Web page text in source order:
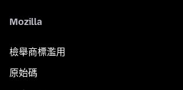
Mozilla
檢舉商標濫用
原始碼